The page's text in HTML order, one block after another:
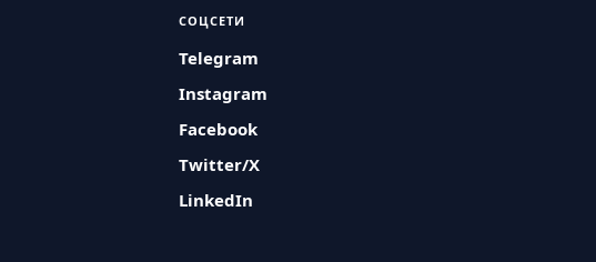
СОЦСЕТИ
Telegram
Instagram
Facebook
Twitter/X
LinkedIn